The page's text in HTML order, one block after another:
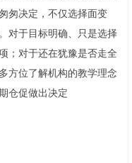
匆决定，不仅选择面变
对于目标明确、只是选择
；对于还在犹豫是否走全
方位了解机构的教学理念
仓促做出决定